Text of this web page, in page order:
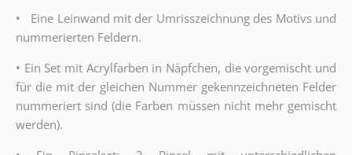
• Eine Leinwand mit der Umrisszeichnung des Motivs und
nummerierten Feldern.
• Ein Set mit Acrylfarben in Näpfchen, die vorgemischt und
für die mit der gleichen Nummer gekennzeichneten Felder
nummeriert sind (die Farben müssen nicht mehr gemischt
werden).